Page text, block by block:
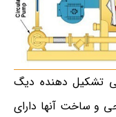
تشکیل دهنده دیگ
و ساخت آنها دارای